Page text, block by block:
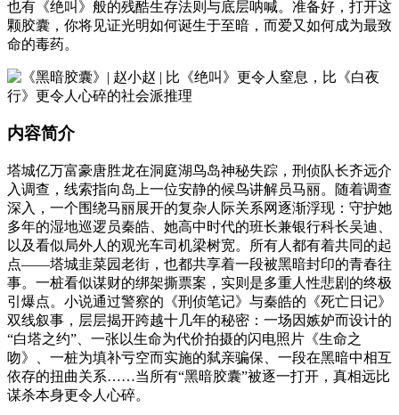
也有《绝叫》般的残酷生存法则与底层呐喊。准备好，打开这
颗胶囊，你将见证光明如何诞生于至暗，而爱又如何成为最致
命的毒药。
内容简介
塔城亿万富豪唐胜龙在洞庭湖鸟岛神秘失踪，刑侦队长齐远介
入调查，线索指向岛上一位安静的候鸟讲解员马丽。随着调查
深入，一个围绕马丽展开的复杂人际关系网逐渐浮现：守护她
多年的湿地巡逻员秦皓、她高中时代的班长兼银行科长吴迪、
以及看似局外人的观光车司机梁树宽。所有人都有着共同的起
点——塔城韭菜园老街，也都共享着一段被黑暗封印的青春往
事。一桩看似谋财的绑架撕票案，实则是多重人性悲剧的终极
引爆点。小说通过警察的《刑侦笔记》与秦皓的《死亡日记》
双线叙事，层层揭开跨越十几年的秘密：一场因嫉妒而设计的
“白塔之约”、一张以生命为代价拍摄的闪电照片《生命之
吻》、一桩为填补亏空而实施的弑亲骗保、一段在黑暗中相互
依存的扭曲关系……当所有“黑暗胶囊”被逐一打开，真相远比
谋杀本身更令人心碎。